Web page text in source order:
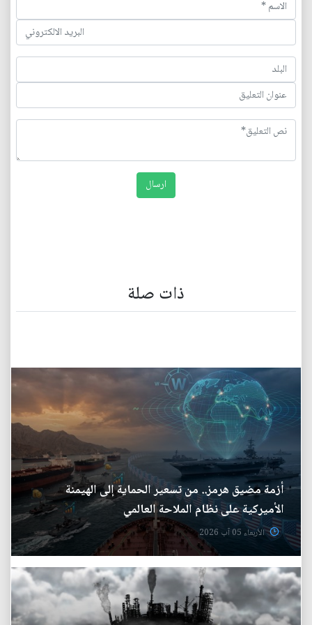
ذات صلة
أزمة مضيق هرمز.. من تسعير الحماية إلى الهيمنة
الأميركية على نظام الملاحة العالمي
الأربعاء 05 آب 2026